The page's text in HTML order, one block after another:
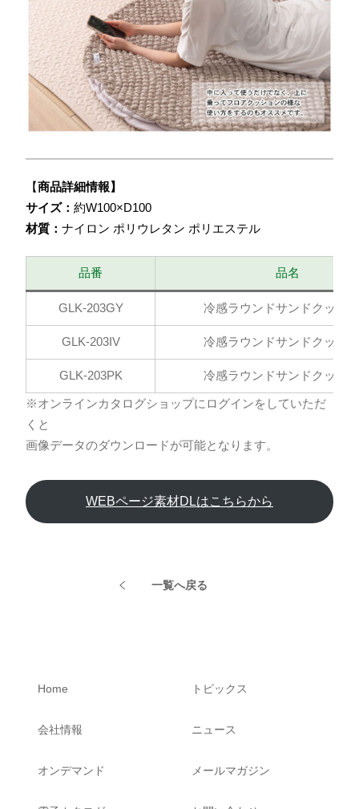
【商品詳細情報】
サイズ： 約W100×D100
材質： ナイロン ポリウレタン ポリエステル
品番 品名
GLK-203GY 冷感ラウンドサンドクッシ
GLK-203IV 冷感ラウンドサンドクッシ
GLK-203PK 冷感ラウンドサンドクッシ
※オンラインカタログショップにログインをしていただ
くと
画像データのダウンロードが可能となります。
WEBページ素材DLはこちらから
一覧へ戻る
Home
会社情報
オンデマンド
トピックス
ニュース
メールマガジン